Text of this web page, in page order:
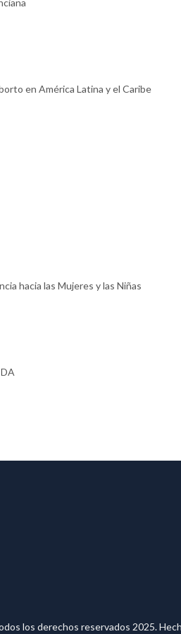
en América Latina y el Caribe
hacia las Mujeres y las Niñas
los derechos reservados 2025.